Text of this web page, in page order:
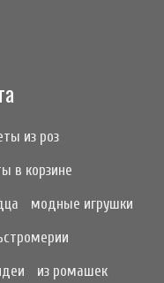
из роз
в корзине
модные игрушки
из ромашек